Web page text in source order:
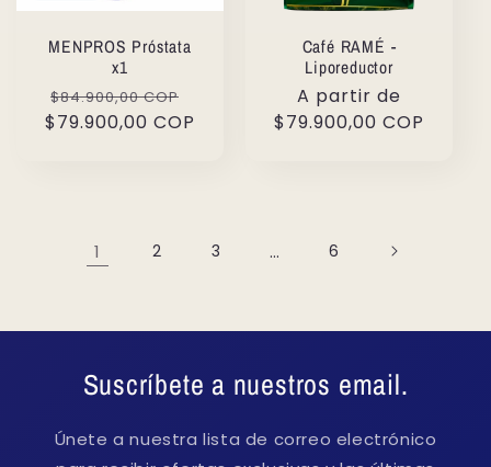
MENPROS Próstata
x1
Precio
habitual
$84.900,00 COP
de
$79.900,00 COP
Café RAMÉ -
Liporeductor
Precio
habitual
A partir de
$79.900,00 COP
1 2 3 … 6
Suscríbete a nuestros email.
Únete a nuestra lista de correo electrónico